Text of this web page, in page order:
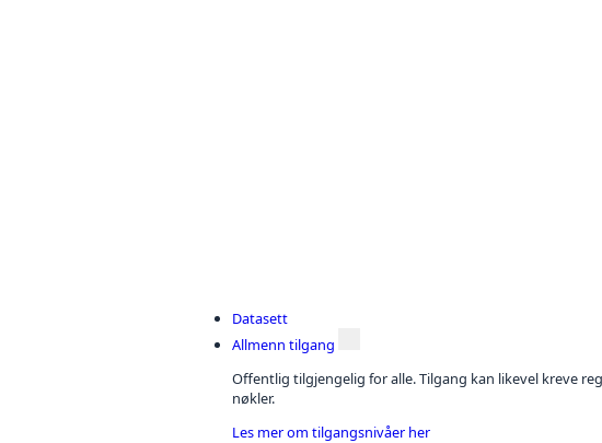
Datasett
Allmenn tilgang
Offentlig tilgjengelig for alle. Tilgang kan likevel kreve
nøkler.
Les mer om tilgangsnivåer her